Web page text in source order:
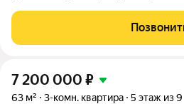
Люксембург, расположенная на
насладиться прекрасным видом на
7 200 000 ₽
63 м² 3-комн. квартира 5 этаж из 9